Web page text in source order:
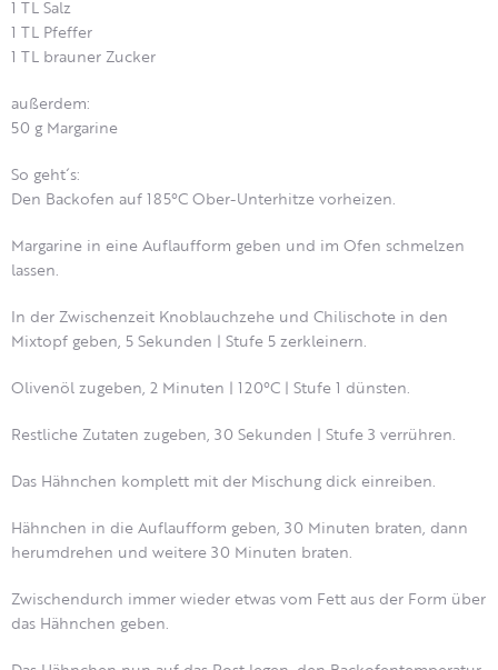
1 TL Salz
1 TL Pfeffer
1 TL brauner Zucker
außerdem:
50 g Margarine
So geht´s:
Den Backofen auf 185°C Ober-Unterhitze vorheizen.
Margarine in eine Auflaufform geben und im Ofen schmelzen
lassen.
In der Zwischenzeit Knoblauchzehe und Chilischote in den
Mixtopf geben, 5 Sekunden | Stufe 5 zerkleinern.
Olivenöl zugeben, 2 Minuten | 120°C | Stufe 1 dünsten.
Restliche Zutaten zugeben, 30 Sekunden | Stufe 3 verrühren.
Das Hähnchen komplett mit der Mischung dick einreiben.
Hähnchen in die Auflaufform geben, 30 Minuten braten, dann
herumdrehen und weitere 30 Minuten braten.
Zwischendurch immer wieder etwas vom Fett aus der Form über
das Hähnchen geben.